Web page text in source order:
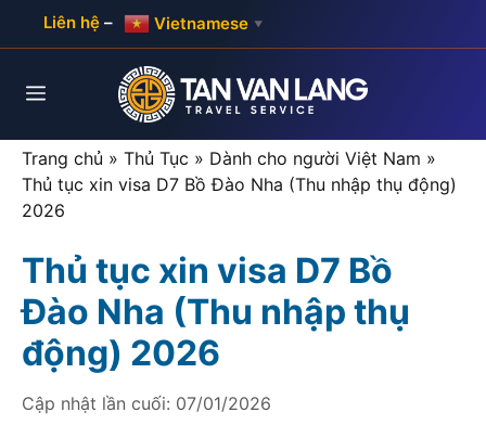
Liên hệ – Vietnamese ▼
Menu
Trang chủ » Thủ Tục » Dành cho người Việt Nam »
Thủ tục xin visa D7 Bồ Đào Nha (Thu nhập thụ động)
2026
Thủ tục xin visa D7 Bồ
Đào Nha (Thu nhập thụ
động) 2026
Cập nhật lần cuối: 07/01/2026